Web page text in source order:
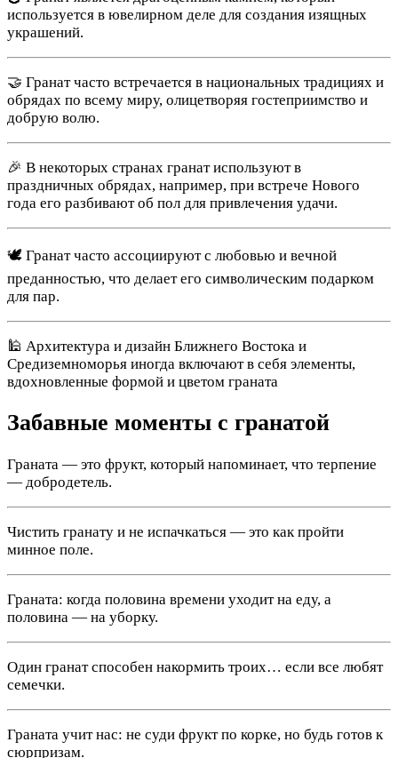
используется в ювелирном деле для создания изящных
украшений.
🤝 Гранат часто встречается в национальных традициях и
обрядах по всему миру, олицетворяя гостеприимство и
добрую волю.
🎉 В некоторых странах гранат используют в
праздничных обрядах, например, при встрече Нового
года его разбивают об пол для привлечения удачи.
🕊 Гранат часто ассоциируют с любовью и вечной
преданностью, что делает его символическим подарком
для пар.
🕌 Архитектура и дизайн Ближнего Востока и
Средиземноморья иногда включают в себя элементы,
вдохновленные формой и цветом граната
Забавные моменты с гранатой
Граната — это фрукт, который напоминает, что терпение
— добродетель.
Чистить гранату и не испачкаться — это как пройти
минное поле.
Граната: когда половина времени уходит на еду, а
половина — на уборку.
Один гранат способен накормить троих… если все любят
семечки.
Граната учит нас: не суди фрукт по корке, но будь готов к
сюрпризам.